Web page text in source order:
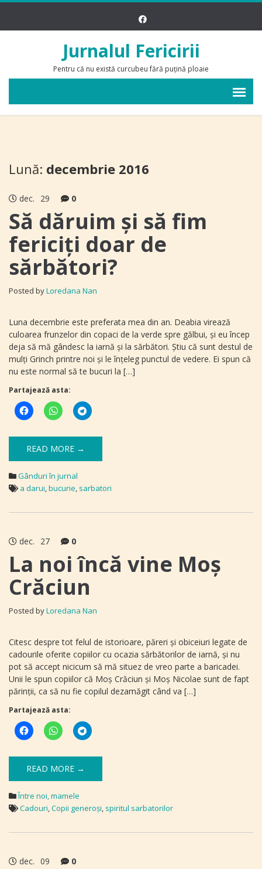
Jurnalul Fericirii
Pentru că nu există curcubeu fără puțină ploaie
Lună: decembrie 2016
dec. 29 0
Să dăruim şi să fim
fericiţi doar de
sărbători?
Posted byLoredana Nan
Luna decembrie este preferata mea din an. Deabia virează
culoarea frunzelor din copaci de la verde spre gălbui, şi eu încep
deja să mă gândesc la iarnă şi la sărbători. Ştiu că sunt destul de
mulţi Grinch printre noi şi le înţeleg punctul de vedere. Ei spun că
nu este normal să te bucuri la […]
Partajează asta:
READ MORE →
Gânduri în jurnal
a darui,bucurie, sarbatori
dec. 27 0
La noi încă vine Moş
Crăciun
Posted byLoredana Nan
Citesc despre tot felul de istorioare, păreri și obiceiuri legate de
cadourile oferite copiilor cu ocazia sărbătorilor de iarnă, și nu
pot să accept nicicum să mă situez de vreo parte a baricadei.
Unii le spun copiilor că Moș Crăciun și Moș Nicolae sunt de fapt
părinţii, ca să nu fie copilul dezamăgit când va […]
Partajează asta:
READ MORE →
Între noi, mamele
Cadouri,Copii generoși, spiritul sarbatorilor
dec. 09 0